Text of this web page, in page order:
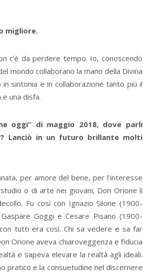
migliore.
c’è da perdere tempo. Io, conoscendo
mondo collaborano la mano della Divina
in sintonia e in collaborazione tanto più il
una disfa.
oggi” di maggio 2018, dove parli
? Lanciò in un futuro brillante molti
per amore del bene, per l’interesse
o di arte nei giovani, Don Orione li
Fu così con Ignazio Silone (1900-
Goggi e Cesare Pisano (1900-
tutti era così. Chi sa vedere e sa far
Orione aveva chiaroveggenza e fiducia
e sapeva elevare la realtà agli ideali.
pratico e la consuetudine nel discernere